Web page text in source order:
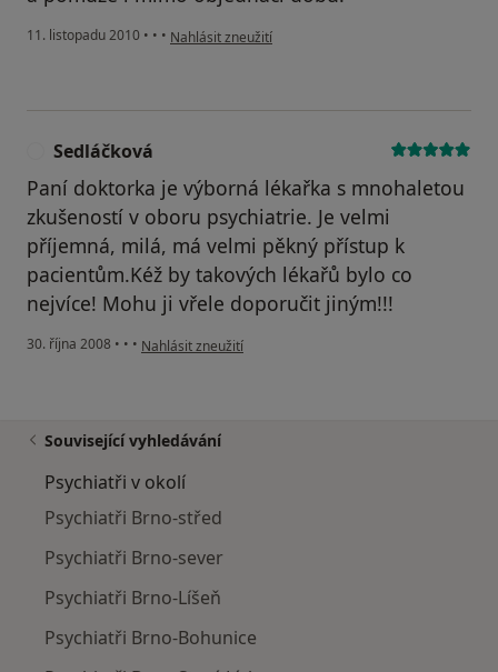
11. listopadu 2010 • • • podle názoru uživatele Pacient
Nahlásit zneužití
Sedláčková
Paní doktorka je výborná lékařka s mnohaletou
zkušeností v oboru psychiatrie. Je velmi
příjemná, milá, má velmi pěkný přístup k
pacientům.Kéž by takových lékařů bylo co
nejvíce! Mohu ji vřele doporučit jiným!!!
30. října 2008 • • • podle názoru uživatele Sedláčková
Nahlásit zneužití
Související vyhledávání
Psychiatři v okolí
Psychiatři Brno-střed
Psychiatři Brno-sever
Psychiatři Brno-Líšeň
Psychiatři Brno-Bohunice